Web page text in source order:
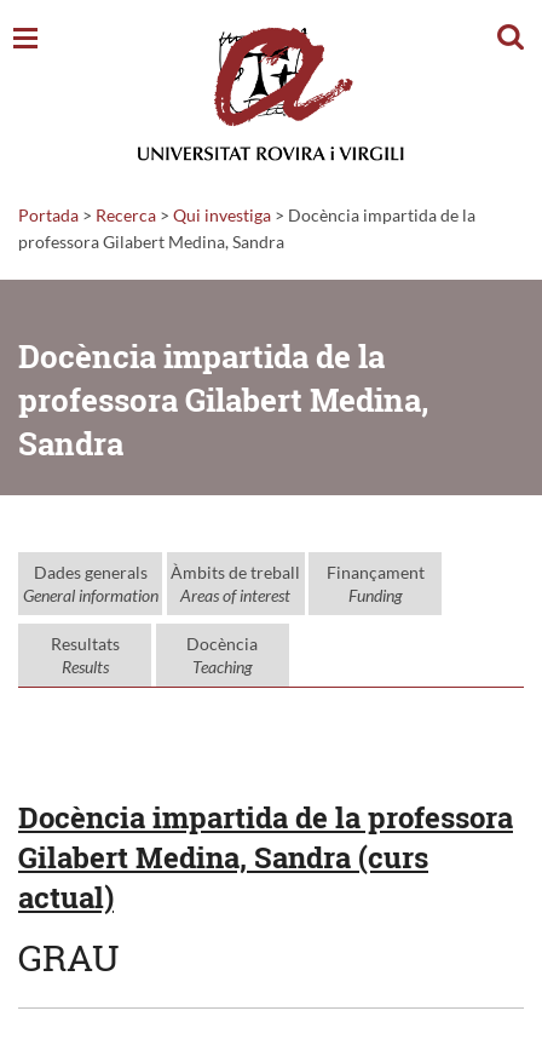
Portada > Recerca > Qui investiga > Docència impartida de la
professora Gilabert Medina, Sandra
Docència impartida de la
professora Gilabert Medina,
Sandra
Dades generals
General information
Àmbits de treball
Areas of interest
Finançament
Funding
Resultats
Results
Docència
Teaching
Docència impartida de la professora
Gilabert Medina, Sandra (curs
actual)
GRAU